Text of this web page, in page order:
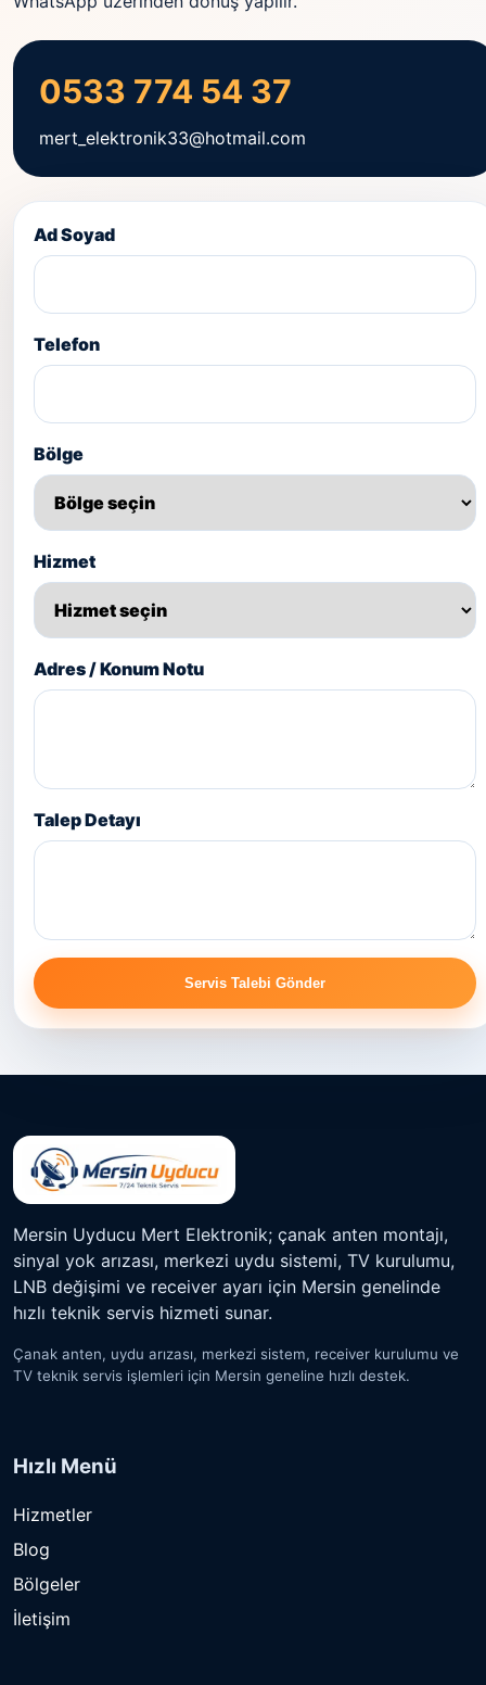
0533 774 54 37
mert_elektronik33@hotmail.com
Ad Soyad
Telefon
Bölge
Hizmet
Adres / Konum Notu
Talep Detayı
Servis Talebi Gönder
Mersin Uyducu Mert Elektronik; çanak anten montajı,
sinyal yok arızası, merkezi uydu sistemi, TV kurulumu,
LNB değişimi ve receiver ayarı için Mersin genelinde
hızlı teknik servis hizmeti sunar.
Çanak anten, uydu arızası, merkezi sistem, receiver kurulumu ve
TV teknik servis işlemleri için Mersin geneline hızlı destek.
Hızlı Menü
Hizmetler
Blog
Bölgeler
İletişim